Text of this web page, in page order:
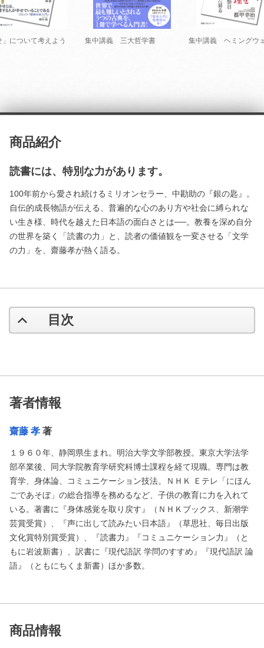
」について考えよう 集中講義 三大哲学書 集中講義 ヘミングウ
商品紹介
読書には、特別な力があります。
100年前から愛され続けるミリオンセラー、中勘助の『銀の匙』。
自伝的成長物語が伝える、普遍的な心のあり方や社会に縛られな
い生き様、時代を越えた日本語の面白さとは──。教養を深め自分
の世界を築く「読書の力」と、読者の価値観を一変させる「文学
の力」を、齋藤孝が熱く語る。
目次
著者情報
齋藤 孝 著
１９６０年、静岡県生まれ。明治大学文学部教授。東京大学法学
部卒業後、同大学院教育学研究科博士課程を経て現職。専門は教
育学、身体論、コミュニケーション技法。ＮＨＫ Ｅテレ「にほん
ごであそぼ」の総合指導を務めるなど、子供の教育に力を入れて
いる。著書に『身体感覚を取り戻す』（ＮＨＫブックス、新潮学
芸賞受賞）、『声に出して読みたい日本語』（草思社、毎日出版
文化賞特別賞受賞）、『読書力』『コミュニケーション力』（と
もに岩波新書）、訳書に『現代語訳 学問のすすめ』『現代語訳 論
語』（ともにちくま新書）ほか多数。
商品情報